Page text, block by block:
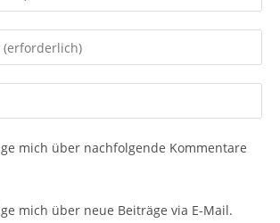
mich über nachfolgende Kommentare
mich über neue Beiträge via E-Mail.